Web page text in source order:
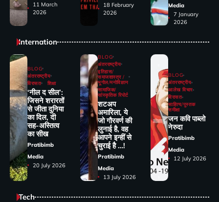
11 March
2026
18 February
2026
Media
7 January
2026
Internation
BLOG
अंतरराष्ट्रीय
विरासत
शिक्षा
‘नील द सील’:
जिसने शरारतों
से जीता दुनिया
का दिल, दी
सह-अस्तित्व
का सीख
Pratibimb
Media
20 July 2026
BLOG
अंतरराष्ट्रीय
इतिहास/
समाजशास्त्र /
भूगोल/मनोविज्ञान
सामाजिक/
सांस्कृतिक रिपोर्ट
शटअप
अमारिला, ये
जो गौरवर्ण की
लुनाई है, वह
आपने इन्हीं से
चुराई है …!
Pratibimb
Media
13 July 2026
BLOG
अंतरराष्ट्रीय
आलेख विचार
विरासत
साहित्य/पुस्तक
समीक्षा
जन कवि पाब्लो
नेरुदा
Pratibimb
Media
12 July 2026
Tech